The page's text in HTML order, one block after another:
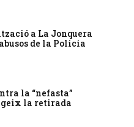
a La Jonquera
de la Policia
la “nefasta”
la retirada